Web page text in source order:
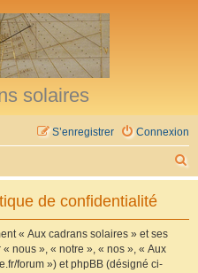
solaires
Connexion
S’enregistrer
e
de confidentialité
« Aux cadrans solaires » et ses
nous », « notre », « nos », « Aux
forum ») et phpBB (désigné ci-